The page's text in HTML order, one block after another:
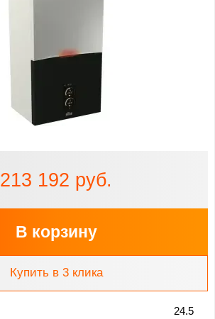
213 192 руб.
В корзину
Купить в 3 клика
24.5